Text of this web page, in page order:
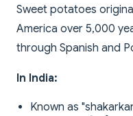
Sweet potatoes
America over 5,000
through Spanish and
In India:
Known as